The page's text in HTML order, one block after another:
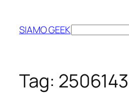
contenuto
SIAMO GEEKCerca
Tag: 2506143